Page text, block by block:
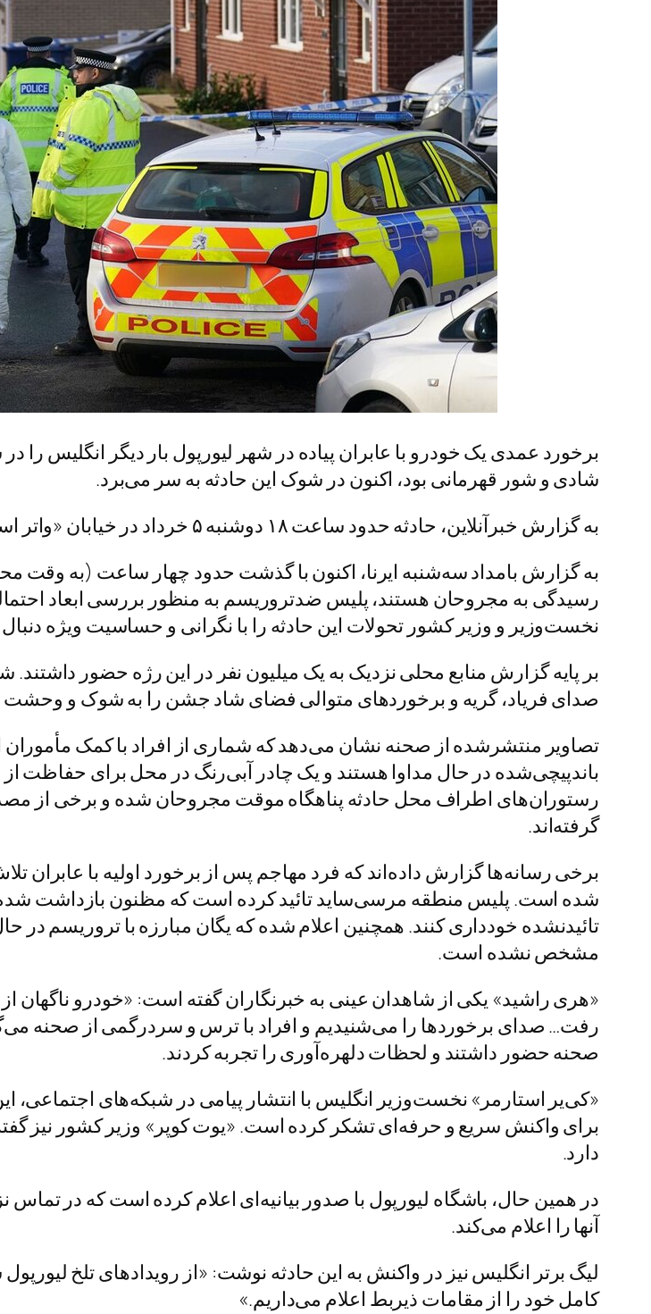
برخورد عمدی یک خودرو با عابران پیاده در شهر لیورپول بار دیگر انگلیس
شادی و شور قهرمانی بود، اکنون در شوک این حادثه به‌ سر می‌برد.
به گزارش خبرآنلاین، حادثه حدود ساعت ۱۸ دوشنبه ۵ خرداد در خیابان «واتر استریت» و همزمان با پایان مراسم رژه تیم لیورپول قهرمان رخ داد.
به‌ گزارش بامداد سه‌شنبه ایرنا، اکنون با گذشت حدود چهار ساعت (به وقت
رسیدگی به مجروحان هستند، پلیس ضدتروریسم به منظور بررسی ابعاد
نخست‌وزیر و وزیر کشور تحولات این حادثه را با نگرانی و حساسیت ویژه
بر پایه گزارش منابع محلی نزدیک به یک میلیون نفر در این رژه حضور
صدای فریاد، گریه و برخوردهای متوالی فضای شاد جشن را به شوک و وحشت
تصاویر منتشرشده از صحنه نشان می‌دهد که شماری از افراد با کمک مأموران
باندپیچی‌شده در حال مداوا هستند و یک چادر آبی‌رنگ در محل برای حفاظت
رستوران‌های اطراف محل حادثه پناهگاه موقت مجروحان شده و برخی از
گرفته‌اند.
برخی رسانه‌ها گزارش داده‌اند که فرد مهاجم پس از برخورد اولیه با
شده است. پلیس منطقه مرسی‌ساید تائید کرده است که مظنون بازداشت شده و
تائیدنشده خودداری کنند. همچنین اعلام شده که یگان مبارزه با تروریسم در
مشخص نشده است.
«هری راشید» یکی از شاهدان عینی به خبرنگاران گفته است: «خودرو
رفت… صدای برخوردها را می‌شنیدیم و افراد با ترس و سردرگمی از صحنه
صحنه حضور داشتند و لحظات دلهره‌آوری را تجربه کردند.
«کی‌یر استارمر» نخست‌وزیر انگلیس با انتشار پیامی در شبکه‌های اجتماعی،
برای واکنش سریع و حرفه‌ای تشکر کرده است. «یوت کوپر» وزیر کشور نیز
دارد.
در همین حال، باشگاه لیورپول با صدور بیانیه‌ای اعلام کرده است که در
آنها را اعلام می‌کند.
لیگ برتر انگلیس نیز در واکنش به این حادثه نوشت: «از رویدادهای تلخ
کامل خود را از مقامات ذیربط اعلام می‌داریم.»